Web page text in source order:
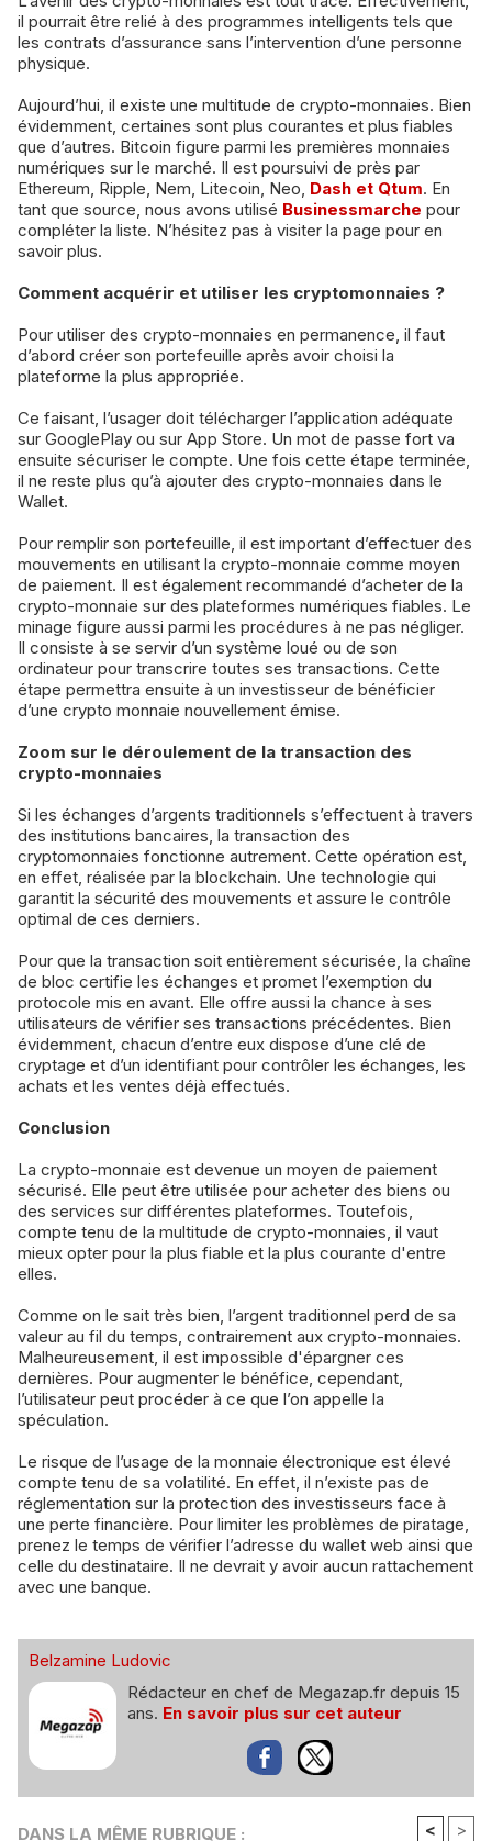
il pourrait être relié à des programmes intelligents tels que
les contrats d’assurance sans l’intervention d’une personne
physique.
Aujourd’hui, il existe une multitude de crypto-monnaies. Bien
évidemment, certaines sont plus courantes et plus fiables
que d’autres. Bitcoin figure parmi les premières monnaies
numériques sur le marché. Il est poursuivi de près par
Ethereum, Ripple, Nem, Litecoin, Neo, Dash et Qtum. En
tant que source, nous avons utilisé Businessmarche pour
compléter la liste. N’hésitez pas à visiter la page pour en
savoir plus.
Comment acquérir et utiliser les cryptomonnaies ?
Pour utiliser des crypto-monnaies en permanence, il faut
d’abord créer son portefeuille après avoir choisi la
plateforme la plus appropriée.
Ce faisant, l’usager doit télécharger l’application adéquate
sur GooglePlay ou sur App Store. Un mot de passe fort va
ensuite sécuriser le compte. Une fois cette étape terminée,
il ne reste plus qu’à ajouter des crypto-monnaies dans le
Wallet.
Pour remplir son portefeuille, il est important d’effectuer des
mouvements en utilisant la crypto-monnaie comme moyen
de paiement. Il est également recommandé d’acheter de la
crypto-monnaie sur des plateformes numériques fiables. Le
minage figure aussi parmi les procédures à ne pas négliger.
Il consiste à se servir d’un système loué ou de son
ordinateur pour transcrire toutes ses transactions. Cette
étape permettra ensuite à un investisseur de bénéficier
d’une crypto monnaie nouvellement émise.
Zoom sur le déroulement de la transaction des
crypto-monnaies
Si les échanges d’argents traditionnels s’effectuent à travers
des institutions bancaires, la transaction des
cryptomonnaies fonctionne autrement. Cette opération est,
en effet, réalisée par la blockchain. Une technologie qui
garantit la sécurité des mouvements et assure le contrôle
optimal de ces derniers.
Pour que la transaction soit entièrement sécurisée, la chaîne
de bloc certifie les échanges et promet l’exemption du
protocole mis en avant. Elle offre aussi la chance à ses
utilisateurs de vérifier ses transactions précédentes. Bien
évidemment, chacun d’entre eux dispose d’une clé de
cryptage et d’un identifiant pour contrôler les échanges, les
achats et les ventes déjà effectués.
Conclusion
La crypto-monnaie est devenue un moyen de paiement
sécurisé. Elle peut être utilisée pour acheter des biens ou
des services sur différentes plateformes. Toutefois,
compte tenu de la multitude de crypto-monnaies, il vaut
mieux opter pour la plus fiable et la plus courante d'entre
elles.
Comme on le sait très bien, l’argent traditionnel perd de sa
valeur au fil du temps, contrairement aux crypto-monnaies.
Malheureusement, il est impossible d'épargner ces
dernières. Pour augmenter le bénéfice, cependant,
l’utilisateur peut procéder à ce que l’on appelle la
spéculation.
Le risque de l’usage de la monnaie électronique est élevé
compte tenu de sa volatilité. En effet, il n’existe pas de
réglementation sur la protection des investisseurs face à
une perte financière. Pour limiter les problèmes de piratage,
prenez le temps de vérifier l’adresse du wallet web ainsi que
celle du destinataire. Il ne devrait y avoir aucun rattachement
avec une banque.
Belzamine Ludovic
Rédacteur en chef de Megazap.fr depuis 15
ans. En savoir plus sur cet auteur
DANS LA MÊME RUBRIQUE : < >